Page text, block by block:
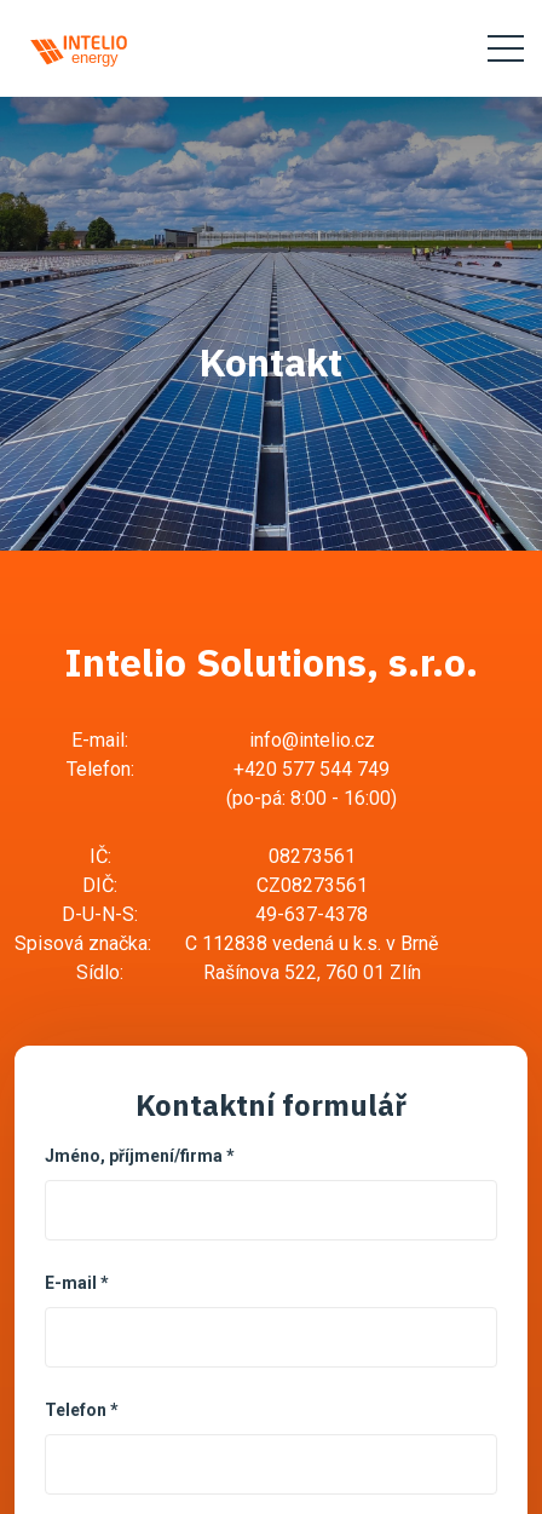
Kontakt
Intelio Solutions, s.r.o.
E-mail:
info
Telefon:
+420 577 544 749
(po-pá: 8:00 - 16:00)
IČ:
08273561
DIČ:
CZ08273561
D-U-N-S:
49-637-4378
Spisová značka: C 112838 vedená u k.s. v Brně
Sídlo:
Rašínova 522, 760 01 Zlín
Kontaktní formulář
Jméno, příjmení/firma *
E-mail *
Telefon *